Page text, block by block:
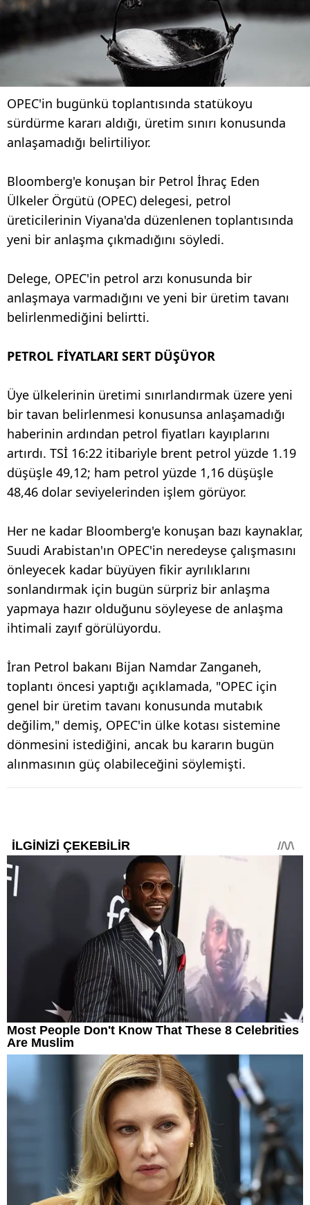
OPEC'in bugünkü toplantısında statükoyu
sürdürme kararı aldığı, üretim sınırı konusunda
anlaşamadığı belirtiliyor.
Bloomberg'e konuşan bir Petrol İhraç Eden
Ülkeler Örgütü (OPEC) delegesi, petrol
üreticilerinin Viyana'da düzenlenen toplantısında
yeni bir anlaşma çıkmadığını söyledi.
Delege, OPEC'in petrol arzı konusunda bir
anlaşmaya varmadığını ve yeni bir üretim tavanı
belirlenmediğini belirtti.
PETROL FİYATLARI SERT DÜŞÜYOR
Üye ülkelerinin üretimi sınırlandırmak üzere yeni
bir tavan belirlenmesi konusunsa anlaşamadığı
haberinin ardından petrol fiyatları kayıplarını
artırdı. TSİ 16:22 itibariyle brent petrol yüzde 1.19
düşüşle 49,12; ham petrol yüzde 1,16 düşüşle
48,46 dolar seviyelerinden işlem görüyor.
Her ne kadar Bloomberg'e konuşan bazı kaynaklar,
Suudi Arabistan'ın OPEC'in neredeyse çalışmasını
önleyecek kadar büyüyen fikir ayrılıklarını
sonlandırmak için bugün sürpriz bir anlaşma
yapmaya hazır olduğunu söyleyese de anlaşma
ihtimali zayıf görülüyordu.
İran Petrol bakanı Bijan Namdar Zanganeh,
toplantı öncesi yaptığı açıklamada, "OPEC için
genel bir üretim tavanı konusunda mutabık
değilim," demiş, OPEC'in ülke kotası sistemine
dönmesini istediğini, ancak bu kararın bugün
alınmasının güç olabileceğini söylemişti.